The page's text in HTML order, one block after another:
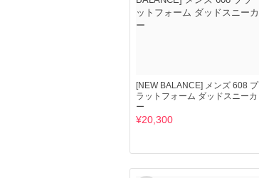
[NEW BALANCE] メンズ 608 プ
ラットフォーム ダッドスニーカ
ー
¥20,300